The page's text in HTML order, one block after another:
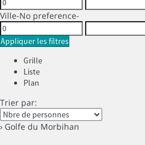
Ville-No preference-
Appliquer les filtres
Grille
Liste
Plan
Trier par:
› Golfe du Morbihan